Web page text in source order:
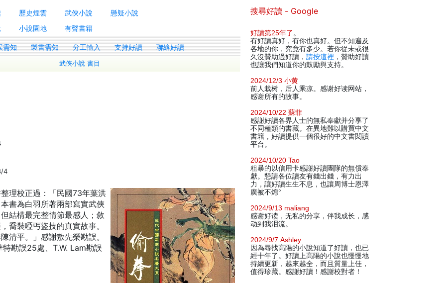
歷史煙雲 武俠小說
懸疑小說
小說園地 有聲書籍
需知 製書需知 分工輸入 支持好讀 聯絡好讀
武俠小說 書目
4
理校正過：「民國73年葉洪
書為白羽所著兩部寫實武俠
結構最完整情節最感人；敘
喬裝啞丐盜技的真實故事。
清平。」感謝敖先榮勘誤。
勘誤25處、T.W. Lam勘誤
搜尋好讀 - Google
好讀第25年了 。
有好讀真好，有你也真好。但不知遍及
各地的你，究竟有多少。若你從未或很
久沒贊助過好讀， 請按這裡 ，贊助好讀
也讓我們知道你的鼓勵與支持。
2024/12/3 小黄
前人栽树，后人乘凉。感谢好读网站，
感谢所有的故事。
2024/10/22 蘇菲
感謝好讀各界人士的無私奉獻并分享了
不同種類的書藏。在異地難以購買中文
書籍，好讀提供一個很好的中文書閱讀
平台。
2024/10/20 Tao
粗暴的以信用卡感謝好讀團隊的無償奉
獻。懇請各位讀友有錢出錢，有力出
力，讓好讀生生不息，也讓周博士恩澤
廣被不熄°
2024/9/13 maliang
感谢好读，无私的分享，伴我成长，感
动到我泪流。
2024/9/7 Ashley
因為尋找高陽的小說知道了好讀，也已
經十年了。好讀上高陽的小說也慢慢地
持續更新，越來越全，而且質量上佳，
值得珍藏。感謝好讀！感謝校對者！